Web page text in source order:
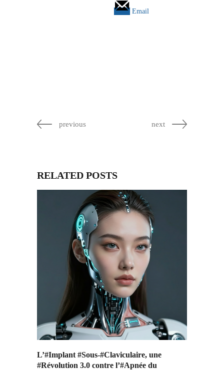
Email
previous next
RELATED POSTS
L’#Implant #Sous-#Claviculaire, une
#Révolution 3.0 contre l’#Apnée du